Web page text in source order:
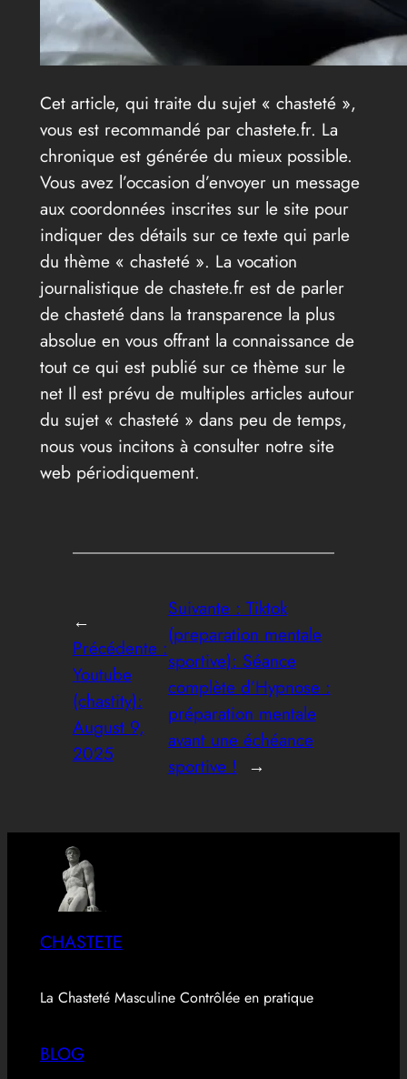
Cet article, qui traite du sujet « chasteté »,
vous est recommandé par chastete.fr. La
chronique est générée du mieux possible.
Vous avez l’occasion d’envoyer un message
aux coordonnées inscrites sur le site pour
indiquer des détails sur ce texte qui parle
du thème « chasteté ». La vocation
journalistique de chastete.fr est de parler
de chasteté dans la transparence la plus
absolue en vous offrant la connaissance de
tout ce qui est publié sur ce thème sur le
net Il est prévu de multiples articles autour
du sujet « chasteté » dans peu de temps,
nous vous incitons à consulter notre site
web périodiquement.
←
Précédente :
Youtube
(chastity):
August 9,
2025
Suivante : Tiktok
(preparation mentale
sportive): Séance
complète d’Hypnose :
préparation mentale
avant une échéance
sportive !
→
CHASTETE
La Chasteté Masculine Contrôlée en pratique
BLOG